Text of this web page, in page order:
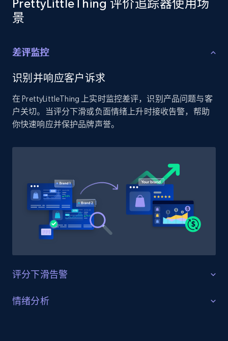
URL, Domain, Country code, Model number,
Sku, Product id, Product name, Manufacturer,
2.1K+ 353+ 立即开始
Home Depot US - Discovery products by
URL, Domain, Country code, Model number,
Sku, Product id, Product name, Manufacturer,
and more.
2.1K+ 353+ 立即开始
Etsy
Reviews count shop, Reviews count item, Initial
PrettyLittleThing 评价追踪器使用场
景
差评监控
识别并响应客户诉求
在 PrettyLittleThing 上实时监控差评，识别产品问题与客
户关切。当评分下滑或负面情绪上升时接收告警，帮助
你快速响应并保护品牌声誉。
评分下滑告警
守护产品评分
情绪分析